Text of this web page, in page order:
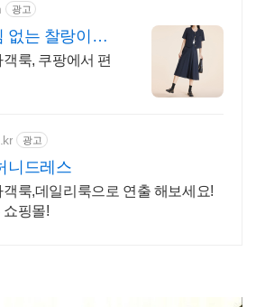
광고
없는 찰랑이는
룩, 쿠팡에서 편
광고
니드레스
룩,데일리룩으로 연출 해보세요!
쇼핑몰!